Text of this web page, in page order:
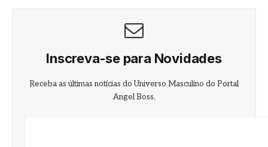
Inscreva-se para Novidades
Receba as últimas notícias do Universo Masculino do Portal
Angel Boss.